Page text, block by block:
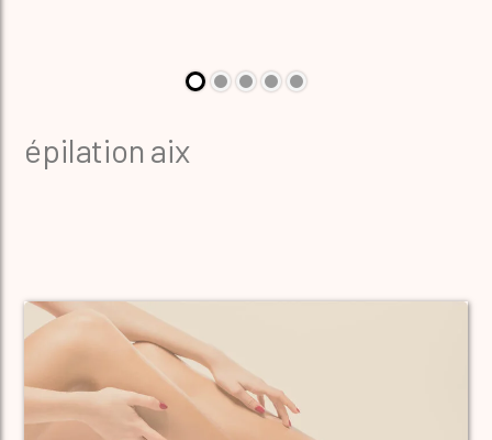
épilation aix